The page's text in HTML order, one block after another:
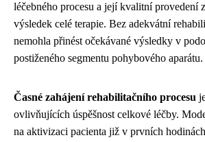
léčebného procesu a její kvalitní provedení
výsledek celé terapie. Bez adekvátní
nemohla přinést očekávané výsledky v
postiženého segmentu pohybového aparátu.
Časné zahájení rehabilitačního procesu
ovlivňujících úspěšnost celkové léčby.
na aktivizaci pacienta již v prvních